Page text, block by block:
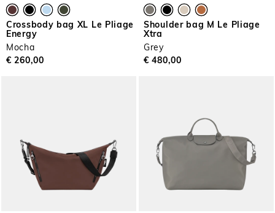
Crossbody bag XL Le Pliage
Energy
Mocha
€ 260,00
Shoulder bag M Le Pliage
Xtra
Grey
€ 480,00